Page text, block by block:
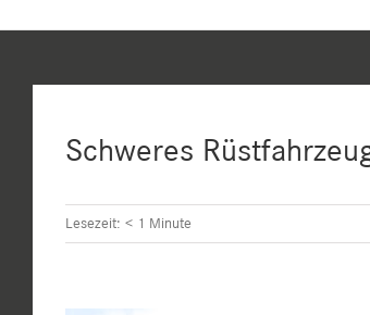
Schweres
Lesezeit: < 1 Minute